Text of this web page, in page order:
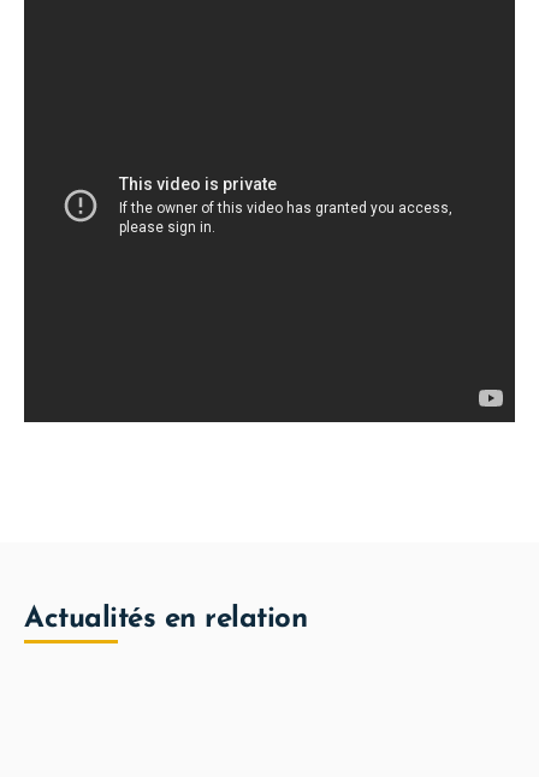
Actualités en relation